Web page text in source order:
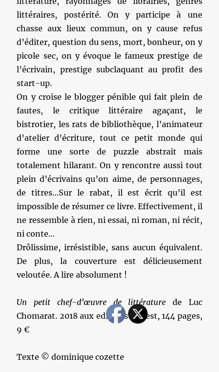
littéraires, postérité. On y participe à une
chasse aux lieux commun, on y cause refus
d’éditer, question du sens, mort, bonheur, on y
picole sec, on y évoque le fameux prestige de
l’écrivain, prestige subclaquant au profit des
start-up.
On y croise le blogger pénible qui fait plein de
fautes, le critique littéraire agaçant, le
bistrotier, les rats de bibliothèque, l’animateur
d’atelier d’écriture, tout ce petit monde qui
forme une sorte de puzzle abstrait mais
totalement hilarant. On y rencontre aussi tout
plein d’écrivains qu’on aime, de personnages,
de titres…Sur le rabat, il est écrit qu’il est
impossible de résumer ce livre. Effectivement, il
ne ressemble à rien, ni essai, ni roman, ni récit,
ni conte…
Drôlissime, irrésistible, sans aucun équivalent.
De plus, la couverture est délicieusement
veloutée. A lire absolument !
Un petit chef-d’œuvre de littérature de Luc
Chomarat. 2018 aux editions Marest, 144 pages,
9 €
Texte © dominique cozette